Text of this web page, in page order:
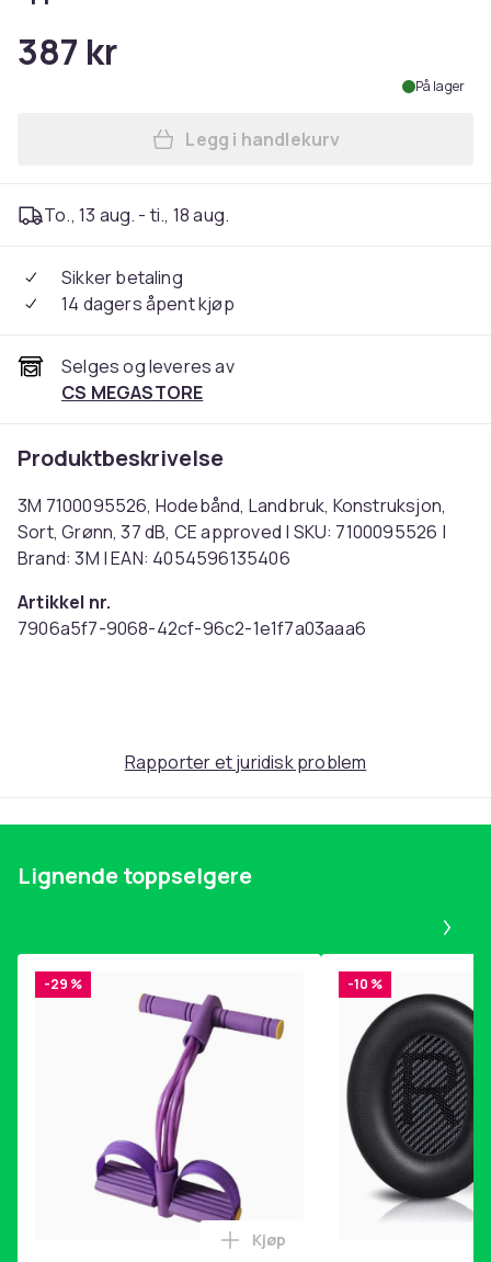
387 kr
På lager
Legg 3M 7100095526,
Legg i handlekurv
To., 13 aug. - ti., 18 aug.
Sikker betaling
14 dagers åpent kjøp
Selges og leveres av
CS MEGASTORE
Produktbeskrivelse
3M 7100095526, Hodebånd, Landbruk, Konstruksjon,
Sort, Grønn, 37 dB, CE approved | SKU: 7100095526 |
Brand: 3M | EAN: 4054596135406
Artikkel nr.
7906a5f7-9068-42cf-96c2-1e1f7a03aaa6
Rapporter et juridisk problem
Lignende toppselgere
-29 %
Legg Magetrener, 6-rørs
Kjøp
-10 %